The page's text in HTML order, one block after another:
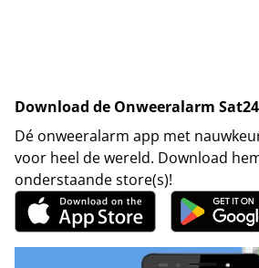
Download de Onweeralarm
Dé onweeralarm app met
voor heel de wereld. Download
onderstaande store(s)!